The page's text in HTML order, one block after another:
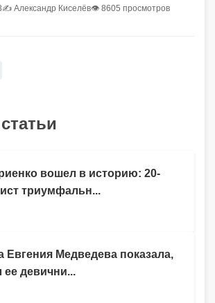
✍️ Александр Киселёв👁 8605 просмотров
вошел в историю: 20-
триумфальн...
Евгения Медведева показала,
ее девични...